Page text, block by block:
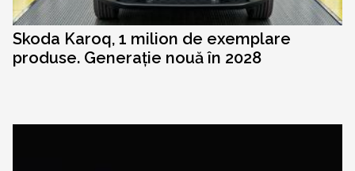
Skoda Karoq, 1 milion de exemplare
produse. Generație nouă în 2028